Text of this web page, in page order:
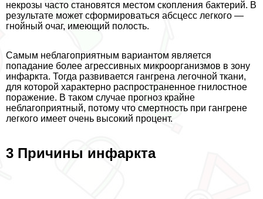
некрозы часто становятся местом скопления бактерий. В
результате может сформироваться абсцесс легкого —
гнойный очаг, имеющий полость.
Самым нeблагоприятным вариантом является
попадание более агрессивных микроорганизмов в зону
инфаркта. Тогда развивается гангрена легочной ткани,
для которой хаpaктерно распространенное гнилостное
поражение. В таком случае прогноз крайне
нeблагоприятный, потому что cмepтность при гангрене
легкого имеет очень высокий процент.
3 Причины инфаркта